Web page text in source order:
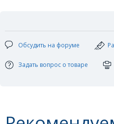
теннис в любое время и в
Цвет: белый
Материал: пластик
Обсудить на форуме
Задать вопрос о товаре